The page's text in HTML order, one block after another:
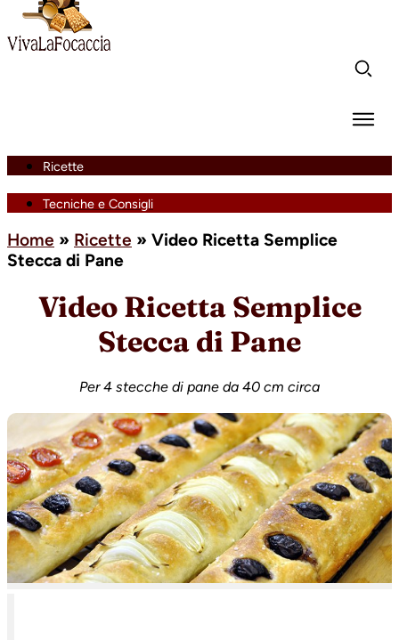
Ricette
Tecniche e Consigli
Home » Ricette » Video Ricetta Semplice
Stecca di Pane
Video Ricetta Semplice
Stecca di Pane
Per 4 stecche di pane da 40 cm circa